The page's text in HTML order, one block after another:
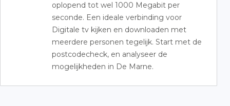
oplopend tot wel 1000 Megabit per
seconde. Een ideale verbinding voor
Digitale tv kijken en downloaden met
meerdere personen tegelijk. Start met de
postcodecheck, en analyseer de
mogelijkheden in De Marne.